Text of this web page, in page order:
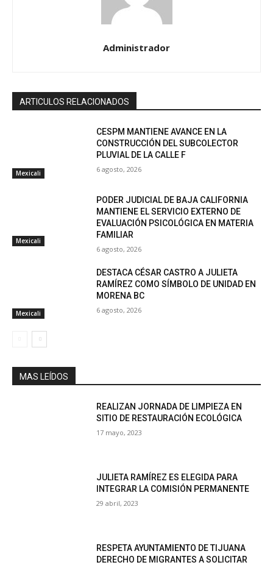
Administrador
ARTICULOS RELACIONADOS
Mexicali
CESPM MANTIENE AVANCE EN LA
CONSTRUCCIÓN DEL SUBCOLECTOR
PLUVIAL DE LA CALLE F
6 agosto, 2026
Mexicali
PODER JUDICIAL DE BAJA CALIFORNIA
MANTIENE EL SERVICIO EXTERNO DE
EVALUACIÓN PSICOLÓGICA EN MATERIA
FAMILIAR
6 agosto, 2026
Mexicali
DESTACA CÉSAR CASTRO A JULIETA
RAMÍREZ COMO SÍMBOLO DE UNIDAD EN
MORENA BC
6 agosto, 2026
MAS LEÍDOS
REALIZAN JORNADA DE LIMPIEZA EN
SITIO DE RESTAURACIÓN ECOLÓGICA
17 mayo, 2023
JULIETA RAMÍREZ ES ELEGIDA PARA
INTEGRAR LA COMISIÓN PERMANENTE
29 abril, 2023
RESPETA AYUNTAMIENTO DE TIJUANA
DERECHO DE MIGRANTES A SOLICITAR